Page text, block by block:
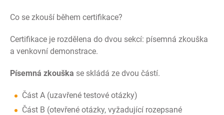
Co se zkouší během certifikace?
Certifikace je rozdělena do dvou sekcí: písemná zkouška
a venkovní demonstrace.
Písemná zkouška se skládá ze dvou částí.
Část A (uzavřené testové otázky)
Část B (otevřené otázky, vyžadující rozepsané